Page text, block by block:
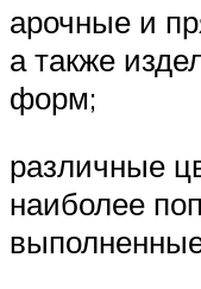
арочные и
а также
форм;
различные
наиболее